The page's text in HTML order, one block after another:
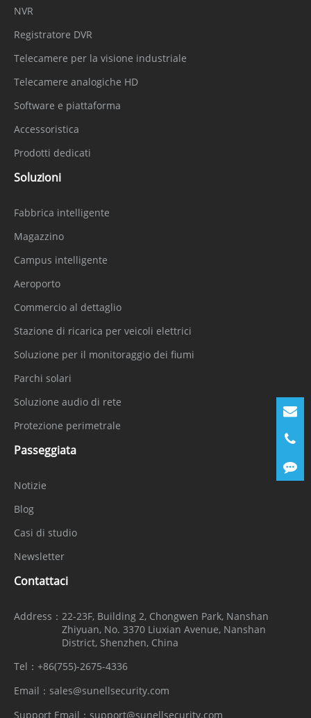
NVR
Registratore DVR
Telecamere per la visione industriale
Telecamere analogiche HD
Software e piattaforma
Accessoristica
Prodotti dedicati
Soluzioni
Fabbrica intelligente
Magazzino
Campus intelligente
Aeroporto
Commercio al dettaglio
Stazione di ricarica per veicoli elettrici
Soluzione per il monitoraggio dei fiumi
Parchi solari
Soluzione audio di rete
Protezione perimetrale
Passeggiata
Notizie
Blog
Casi di studio
Newsletter
Contattaci
Address： 22-23F, Building 2, Chongwen Park, Nanshan
Zhiyuan, No. 3370 Liuxian Avenue, Nanshan
District, Shenzhen, China
Tel： +86(755)-2675-4336
Email： sales@sunellsecurity.com
Support Email： support@sunellsecurity.com